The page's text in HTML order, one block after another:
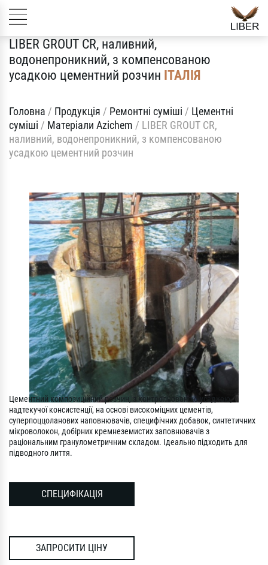
LIBER GROUT CR, наливний,
водонепроникний, з компенсованою
усадкою цементний розчин ІТАЛІЯ
Головна / Продукція / Ремонтні суміші / Цементні
суміші / Матеріали Azichem / LIBER GROUT CR,
наливний, водонепроникний, з компенсованою
усадкою цементний розчин
Цементний композиційний розчин, з контрольованою усадкою,
надтекучої консистенції, на основі високоміцних цементів,
суперпоццоланових наповнювачів, специфічних добавок, синтетичних
мікроволокон, добірних кремнеземистих заповнювачів з
раціональним гранулометричним складом. Ідеально підходить для
підводного лиття.
СПЕЦИФІКАЦІЯ
ЗАПРОСИТИ ЦІНУ